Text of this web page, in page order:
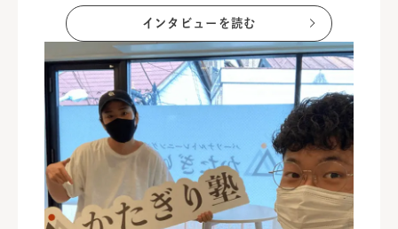
インタビューを読む